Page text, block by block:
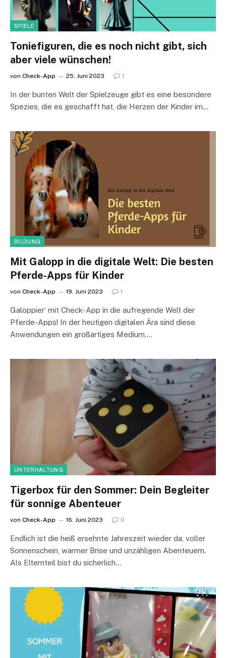
SPIELE
Toniefiguren, die es noch nicht gibt, sich
aber viele wünschen!
von Check-App 25. Juni 2023 1
In der bunten Welt der Spielzeuge gibt es eine besondere
Spezies, die es geschafft hat, die Herzen der Kinder im…
BILDUNG
Mit Galopp in die digitale Welt: Die besten
Pferde-Apps für Kinder
von Check-App 19. Juni 2023 1
Galoppier‘ mit Check-App in die aufregende Welt der
Pferde-Apps! In der heutigen digitalen Ära sind diese
Anwendungen ein großartiges Medium,…
UNTERHALTUNG
Tigerbox für den Sommer: Dein Begleiter
für sonnige Abenteuer
von Check-App 16. Juni 2023 0
Endlich ist die heiß ersehnte Jahreszeit wieder da, voller
Sonnenschein, warmer Brise und unzähligen Abenteuern.
Als Elternteil bist du sicherlich…